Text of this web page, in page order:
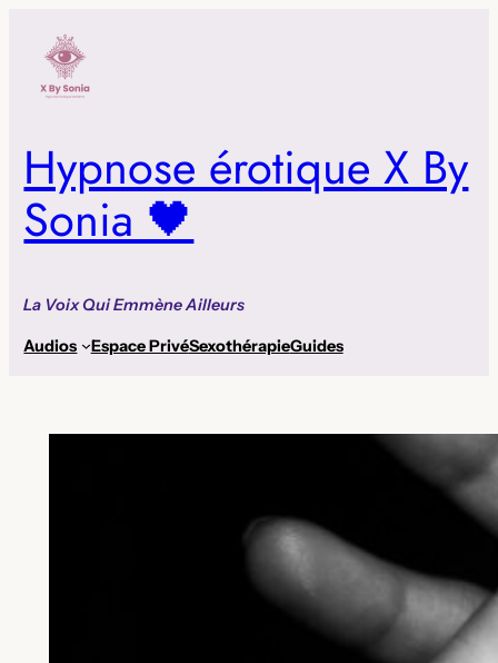
contenu
Hypnose érotique X By
Sonia 🖤
La Voix Qui Emmène Ailleurs
Audios Espace PrivéSexothérapieGuides